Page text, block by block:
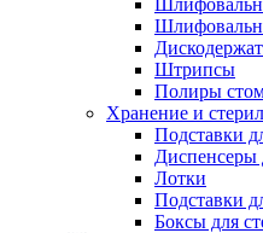
Штрипсы
Полиры
Хранение и
Подставки
Диспенсеры
Лотки
Подставки
Боксы для